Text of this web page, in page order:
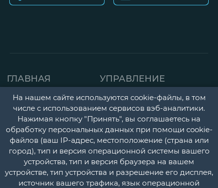
ГЛАВНАЯ
О НАС
НОВОСТИ
ДОКУМЕНТЫ
УЧЕТНАЯ
ПОЛИТИКА
УПРАВЛЕНИЕ
ДЕТСКАЯ
ГОРОДСКАЯ
ПОЛИКЛИНИКА
ПЕРИНАТАЛЬНЫЙ
И НАРКОЛОГИЧЕСКИЙ
На нашем сайте используются cookie-файлы, в том
числе с использованием сервисов вэб-аналитики.
Нажимая кнопку "Принять", вы соглашаетесь на
обработку персональных данных при помощи cookie-
файлов (ваш IP-адрес, местоположение (страна или
город), тип и версия операционной системы вашего
устройства, тип и версия браузера на вашем
устройстве, тип устройства и разрешение его дисплея,
источник вашего трафика, язык операционной